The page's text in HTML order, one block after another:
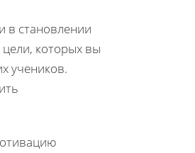
в становлении
которых вы
учеников.